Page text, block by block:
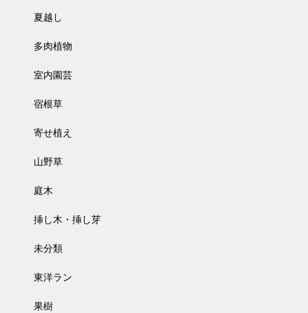
夏越し
多肉植物
室内園芸
宿根草
寄せ植え
山野草
庭木
挿し木・挿し芽
未分類
東洋ラン
果樹